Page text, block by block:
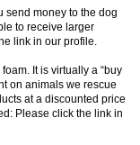
send money to the dog
to receive larger
link in our profile.
It is virtually a “buy
on animals we rescue
at a discounted price
Please click the link in